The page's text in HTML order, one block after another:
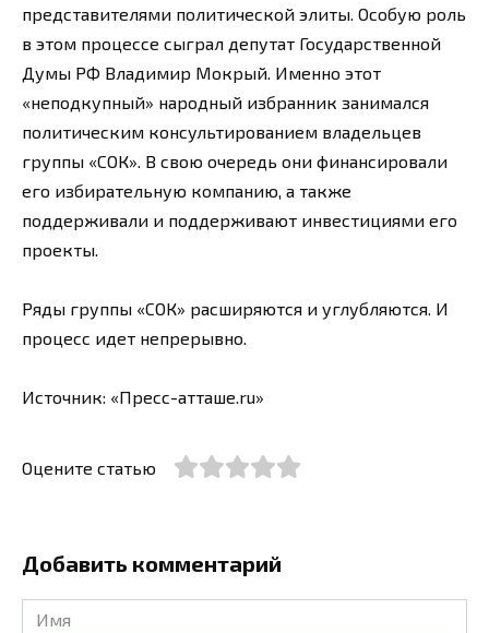
представителями политической элиты. Особую роль
в этом процессе сыграл депутат Государственной
Думы РФ Владимир Мокрый. Именно этот
«неподкупный» народный избранник занимался
политическим консультированием владельцев
группы «СОК». В свою очередь они финансировали
его избирательную компанию, а также
поддерживали и поддерживают инвестициями его
проекты.
Ряды группы «СОК» расширяются и углубляются. И
процесс идет непрерывно.
Источник: «Пресс-атташе.ru»
Оцените статью
Добавить комментарий
Имя